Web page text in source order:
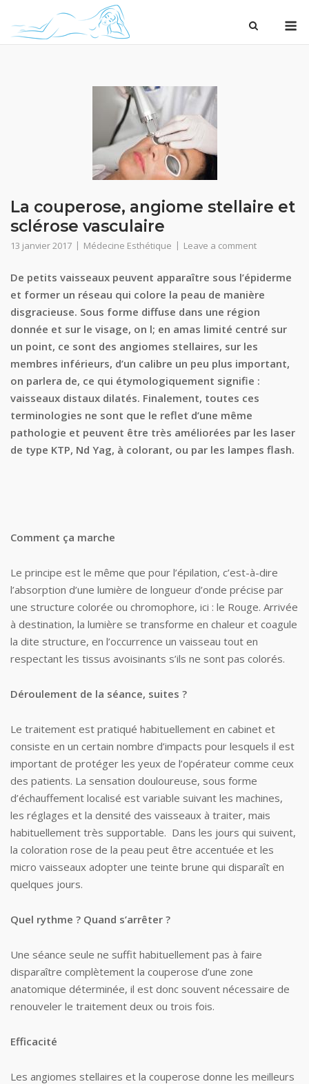
content
La couperose, angiome stellaire et
sclérose vasculaire
13 janvier 2017 Médecine Esthétique Leave a comment
De petits vaisseaux peuvent apparaître sous l’épiderme
et former un réseau qui colore la peau de manière
disgracieuse. Sous forme diffuse dans une région
donnée et sur le visage, on l; en amas limité centré sur
un point, ce sont des angiomes stellaires, sur les
membres inférieurs, d’un calibre un peu plus important,
on parlera de, ce qui étymologiquement signifie :
vaisseaux distaux dilatés. Finalement, toutes ces
terminologies ne sont que le reflet d’une même
pathologie et peuvent être très améliorées par les laser
de type KTP, Nd Yag, à colorant, ou par les lampes flash.
Comment ça marche
Le principe est le même que pour l’épilation, c’est-à-dire
l’absorption d’une lumière de longueur d’onde précise par
une structure colorée ou chromophore, ici : le Rouge. Arrivée
à destination, la lumière se transforme en chaleur et coagule
la dite structure, en l’occurrence un vaisseau tout en
respectant les tissus avoisinants s’ils ne sont pas colorés.
Déroulement de la séance, suites ?
Le traitement est pratiqué habituellement en cabinet et
consiste en un certain nombre d’impacts pour lesquels il est
important de protéger les yeux de l’opérateur comme ceux
des patients. La sensation douloureuse, sous forme
d’échauffement localisé est variable suivant les machines,
les réglages et la densité des vaisseaux à traiter, mais
habituellement très supportable. Dans les jours qui suivent,
la coloration rose de la peau peut être accentuée et les
micro vaisseaux adopter une teinte brune qui disparaît en
quelques jours.
Quel rythme ? Quand s’arrêter ?
Une séance seule ne suffit habituellement pas à faire
disparaître complètement la couperose d’une zone
anatomique déterminée, il est donc souvent nécessaire de
renouveler le traitement deux ou trois fois.
Efficacité
Les angiomes stellaires et la couperose donne les meilleurs